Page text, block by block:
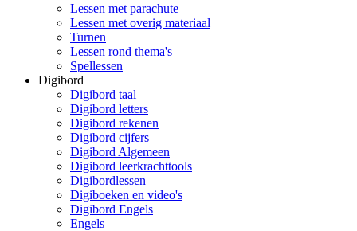
Lessen met parachute
Lessen met overig materiaal
Turnen
Lessen rond thema's
Spellessen
Digibord
Digibord taal
Digibord letters
Digibord rekenen
Digibord cijfers
Digibord Algemeen
Digibord leerkrachttools
Digibordlessen
Digiboeken en video's
Digibord Engels
Engels